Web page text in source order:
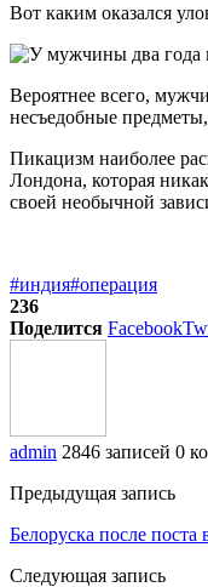
Вот каким оказался
Вероятнее всего,
несъедобные
Пикацизм наиболее
Лондона, которая
своей необычной
#индия#операция
236
Поделится Facebook
admin 2846 записей 0
Предыдущая запись
Белоруска после
Следующая запись